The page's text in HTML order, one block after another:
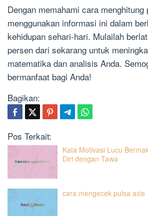
Dengan memahami cara
menggunakan informasi ini dalam
kehidupan sehari-hari. Mulailah
persen dari sekarang untuk
matematika dan analisis Anda.
bermanfaat bagi Anda!
Bagikan:
Pos Terkait:
Kata Motivasi Lucu
Diri dengan Tawa
cara mengecek pulsa axis